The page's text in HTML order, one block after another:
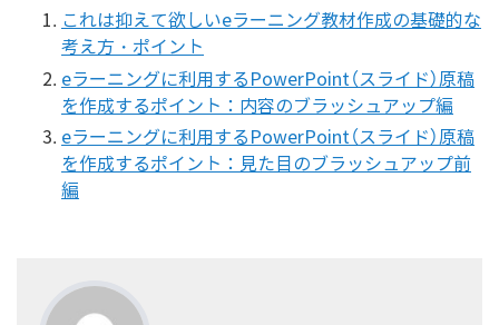
これは抑えて欲しいeラーニング教材作成の基礎的な
考え方・ポイント
eラーニングに利用するPowerPoint（スライド）原稿
を作成するポイント：内容のブラッシュアップ編
eラーニングに利用するPowerPoint（スライド）原稿
を作成するポイント：見た目のブラッシュアップ前
編